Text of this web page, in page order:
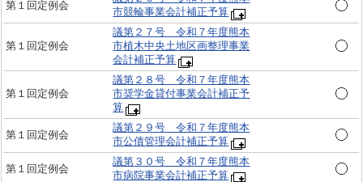
第１回定例会
市競輪事業会計補正予算
第１回定例会
議第２７号 令和７年度熊本
市植木中央土地区画整理事業
会計補正予算
第１回定例会
議第２８号 令和７年度熊本
市奨学金貸付事業会計補正予
算
第１回定例会
議第２９号 令和７年度熊本
市公債管理会計補正予算
第１回定例会
議第３０号 令和７年度熊本
市病院事業会計補正予算